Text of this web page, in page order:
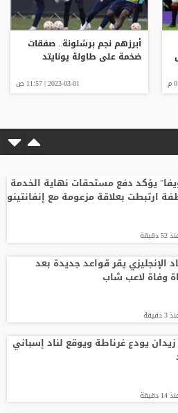
أبرزهم نجم برشلونة.. صفقات
ضخمة على طاولة يونايتد
2023-03-01 | 11:57 ص
يؤكد دفع مستحقات نهاية الخدمة
ارتبطت بعلاقة مزعومة مع إنفانتينو
دقيقة
الإنجليزي يقر قواعد جديدة بعد
وفاة لاعب شاب
دقيقة
زيدان يودع غرناطة ويوقع لناد إسباني
دقيقة